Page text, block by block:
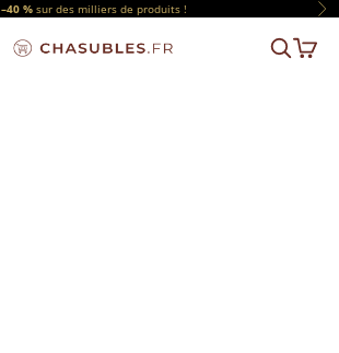
–40 % sur des milliers de produits !
CHASUBLES.FR Panier